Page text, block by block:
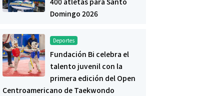
Domingo 2026
Deportes
Fundación Bi celebra el
talento juvenil con la
primera edición del Open
Centroamericano de Taekwondo